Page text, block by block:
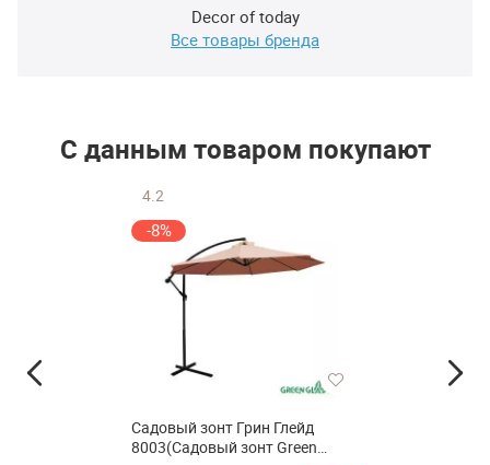
Decor of today
Все товары бренда
С данным товаром покупают
4.2
-8%
Садовый зонт Грин Глейд
8003(Садовый зонт Green